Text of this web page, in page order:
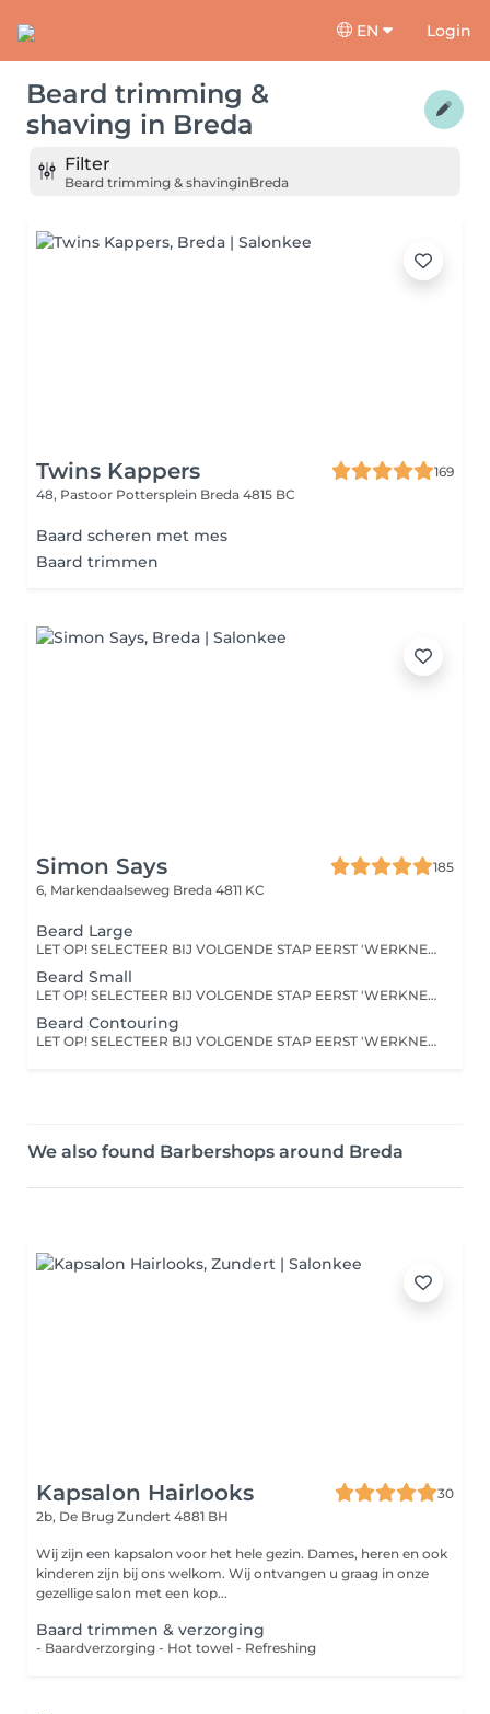
EN Login
Beard trimming &
shaving in Breda
Filter
Beard trimming & shavinginBreda
Twins Kappers
169
48, Pastoor Pottersplein Breda 4815 BC
Baard scheren met mes
Baard trimmen
Simon Says
185
6, Markendaalseweg Breda 4811 KC
Beard Large
LET OP! SELECTEER BIJ VOLGENDE STAP EERST 'WERKNEMER' VOOR SPECIFIEKE KAPPER!
Beard Small
LET OP! SELECTEER BIJ VOLGENDE STAP EERST 'WERKNEMER' VOOR SPECIFIEKE KAPPER!
Beard Contouring
LET OP! SELECTEER BIJ VOLGENDE STAP EERST 'WERKNEMER' VOOR SPECIFIEKE KAPPER!
We also found Barbershops around Breda
Kapsalon Hairlooks
30
2b, De Brug Zundert 4881 BH
Wij zijn een kapsalon voor het hele gezin. Dames, heren en ook
kinderen zijn bij ons welkom. Wij ontvangen u graag in onze
gezellige salon met een kop...
Baard trimmen & verzorging
- Baardverzorging - Hot towel - Refreshing